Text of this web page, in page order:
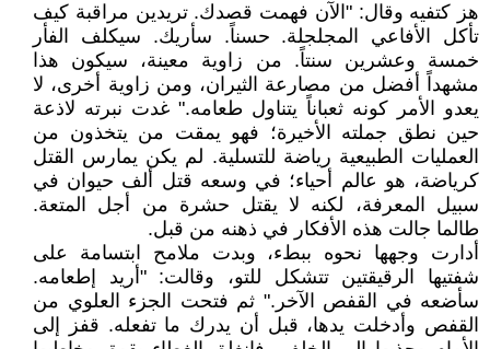
هز كتفيه وقال: "الآن فهمت قصدك. تريدين مراقبة كيف
تأكل الأفاعي المجلجلة. حسناً. سأريك. سيكلف الفأر
خمسة وعشرين سنتاً. من زاوية معينة، سيكون هذا
مشهداً أفضل من مصارعة الثيران، ومن زاوية أخرى، لا
يعدو الأمر كونه ثعباناً يتناول طعامه." غدت نبرته لاذعة
حين نطق جملته الأخيرة؛ فهو يمقت من يتخذون من
العمليات الطبيعية رياضة للتسلية. لم يكن يمارس القتل
كرياضة، هو عالم أحياء؛ في وسعه قتل ألف حيوان في
سبيل المعرفة، لكنه لا يقتل حشرة من أجل المتعة.
طالما جالت هذه الأفكار في ذهنه من قبل.
أدارت وجهها نحوه ببطء، وبدت ملامح ابتسامة على
شفتيها الرقيقتين تتشكل للتو، وقالت: "أريد إطعامه.
سأضعه في القفص الآخر." ثم فتحت الجزء العلوي من
القفص وأدخلت يدها، قبل أن يدرك ما تفعله. قفز إلى